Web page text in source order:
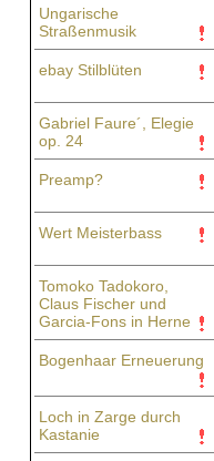
Ungarische
Straßenmusik
ebay Stilblüten
Gabriel Faure´, Elegie
op. 24
Preamp?
Wert Meisterbass
Tomoko Tadokoro,
Claus Fischer und
Garcia-Fons in Herne
Bogenhaar Erneuerung
Loch in Zarge durch
Kastanie